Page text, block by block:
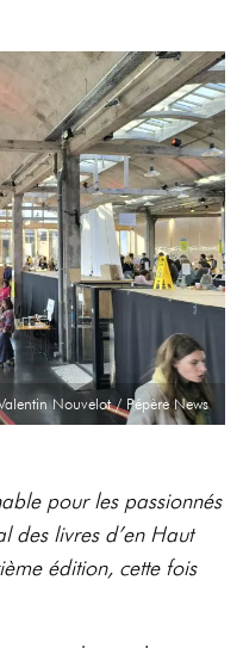
Nouvelot / Pépère News
pour les passionnés
des livres d’en Haut
édition, cette fois